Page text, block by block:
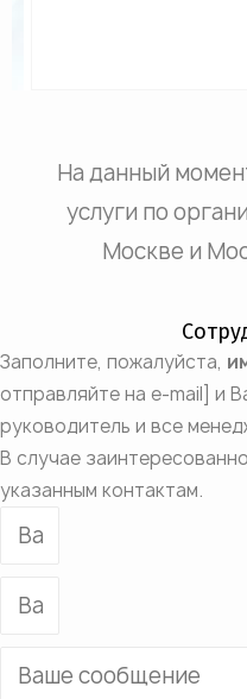
На данный
услуги по
Москве и
Заполните, пожалуйста,
отправляйте на e-mail] и
руководитель и все
В случае
указанным контактам.